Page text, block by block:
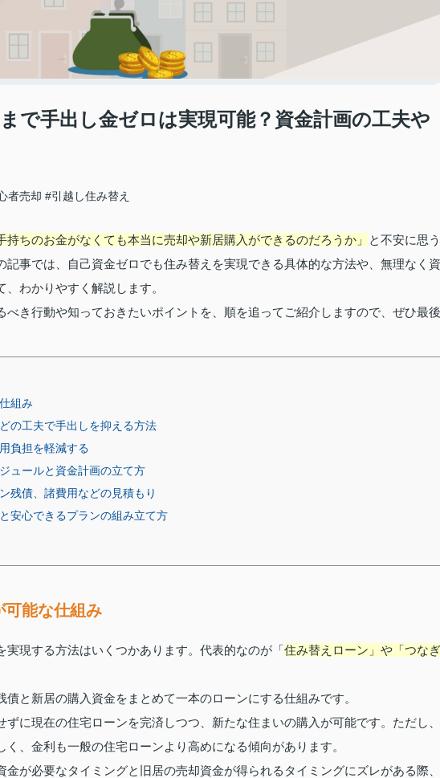
で手出し金ゼロは実現可能？資金計画の工夫や
者売却 #引越し住み替え
持ちのお金がなくても本当に売却や新居購入ができるのだろうか」
と不安に思う
事では、自己資金ゼロでも住み替えを実現できる具体的な方法や、無理なく資
わかりやすく解説します。
き行動や知っておきたいポイントを、順を追ってご紹介しますので、ぜひ最後
組み
の工夫で手出しを抑える方法
負担を軽減する
ュールと資金計画の立て方
残債、諸費用などの見積もり
安心できるプランの組み立て方
可能な仕組み
実現する方法はいくつかあります。代表的なのが「住み替えローン」や「つなぎ
と新居の購入資金をまとめて一本のローンにする仕組みです。
に現在の住宅ローンを完済しつつ、新たな住まいの購入が可能です。ただし、
、金利も一般の住宅ローンより高めになる傾向があります。
が必要なタイミングと旧居の売却資金が得られるタイミングにズレがある際、